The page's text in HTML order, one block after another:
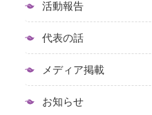
活動報告
代表の話
メディア掲載
お知らせ